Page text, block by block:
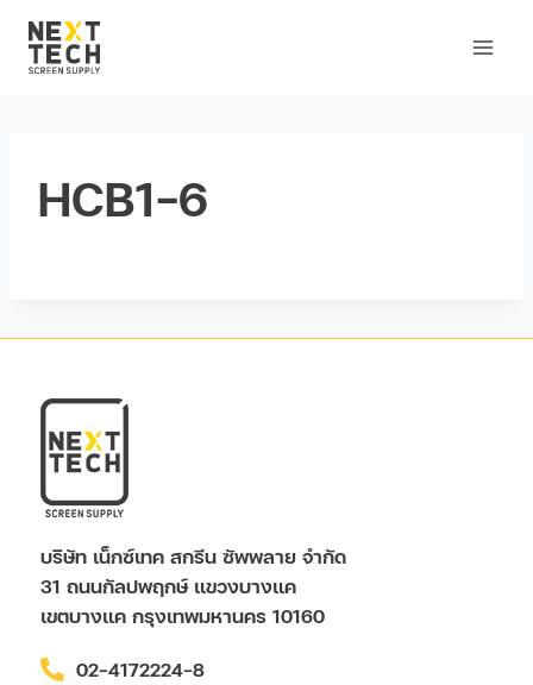
HCB1-6
บริษัท เน็กซ์เทค สกรีน ซัพพลาย จำกัด
31 ถนนกัลปพฤกษ์ แขวงบางแค
เขตบางแค กรุงเทพมหานคร 10160
02-4172224-8